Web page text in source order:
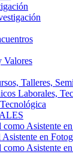
Valores
Talleres,
Laborales,
Asistente
en
Asistente